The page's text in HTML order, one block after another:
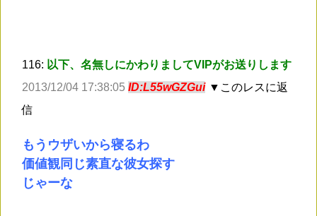
116: 以下、名無しにかわりましてVIPがお送りします
2013/12/04 17:38:05 ID:L55wGZGui ▼このレスに返
信
もうウザいから寝るわ
価値観同じ素直な彼女探す
じゃーな